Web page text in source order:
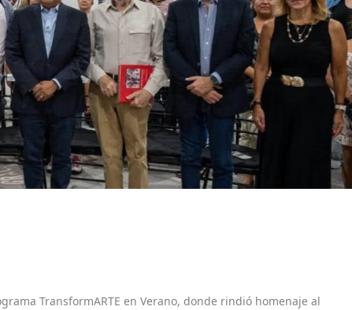
TransformARTE en Verano, donde rindió homenaje al